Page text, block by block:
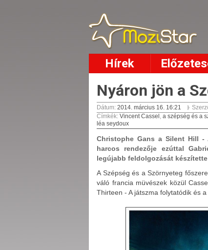
Hírek
Nyáron jön a
Dátum: 2014. március 16. 16:21
Címkék: Vincent Cassel , a szépség és a
léa seydoux
Christophe Gans a Silent Hill -
harcos rendezője ezúttal
legújabb feldolgozását
A Szépség és a Szörnyeteg
váló francia müvészek közül
Thirteen - A játszma folytatódik és